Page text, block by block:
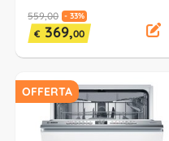
559,00 - 33%
€ 369,00
OFFERTA